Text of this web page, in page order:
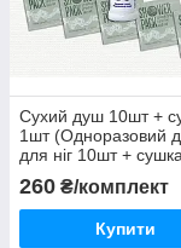
Сухий душ 10шт +
1шт (Одноразовий
для ніг 10шт +
260 ₴/комплект
Купити